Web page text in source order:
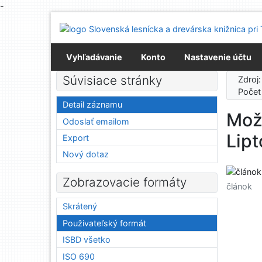
-
Prejsť na menu
Prehlásenie o webovej prístupnosti
Vyhľadávanie
Konto Nastavenie účtu
článok
Súvisiace stránky
Detail záznamu
Odoslať emailom
Export
Nový dotaz
Zobrazovacie formáty
Skrátený
Použivateľský formát
ISBD všetko
ISO 690